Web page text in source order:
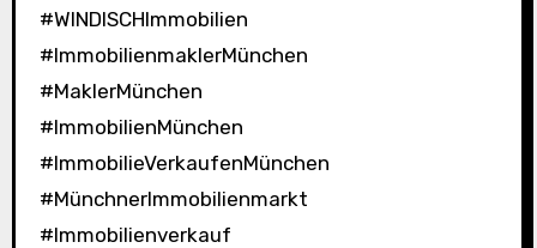
#WINDISCHImmobilien
#ImmobilienmaklerMünchen
#MaklerMünchen
#ImmobilienMünchen
#ImmobilieVerkaufenMünchen
#MünchnerImmobilienmarkt
#Immobilienverkauf